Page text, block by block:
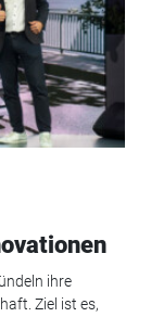
ihre
Ziel ist es,